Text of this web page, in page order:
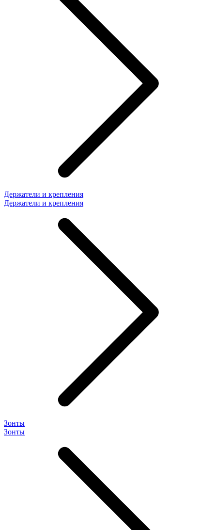
Держатели и крепления
Держатели и крепления
Зонты
Зонты